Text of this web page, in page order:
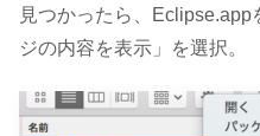
見つかったら、
ジの内容を表示」を選択。